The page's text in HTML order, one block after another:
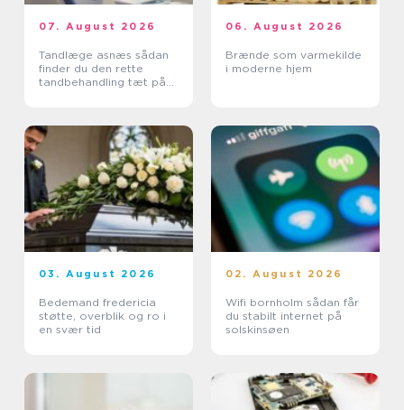
07. August 2026
Tandlæge asnæs sådan
finder du den rette
tandbehandling tæt på
06. August 2026
Brænde som varmekilde
i moderne hjem
03. August 2026
Bedemand fredericia
støtte, overblik og ro i
en svær tid
02. August 2026
Wifi bornholm sådan får
du stabilt internet på
solskinsøen